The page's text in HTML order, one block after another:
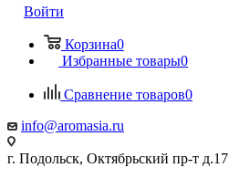
Войти
Корзина0
Избранные товары0
Сравнение товаров0
info@aromasia.ru
г. Подольск, Октябрьский пр-т д.17